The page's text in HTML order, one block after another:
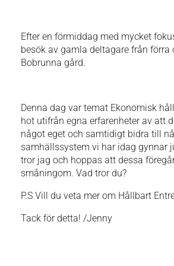
Efter en förmiddag med mycket
besök av gamla deltagare från
Bobrunna gård.
Denna dag var temat Ekonomisk
hot utifrån egna erfarenheter av att
något eget och samtidigt bidra till
samhällssystem vi har idag gynnar
tror jag och hoppas att dessa
småningom. Vad tror du?
P.S Vill du veta mer om Hållbart
Tack för detta! /Jenny